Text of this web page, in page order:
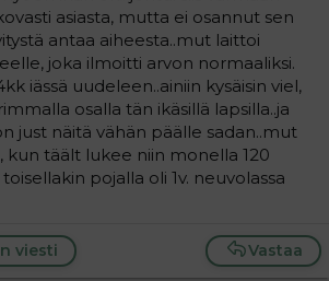
asiasta, mutta ei osannut sen
antaa aiheesta..mut laittoi
joka ilmoitti arvon normaaliksi.
iässä uudeleen..ainiin kysäisin viel,
osalla tän ikäsillä lapsilla..ja
just näitä vähän päälle sadan..mut
kun täält lukee niin monella 120
pojalla oli 1v. neuvolassa
Vastaa
viesti